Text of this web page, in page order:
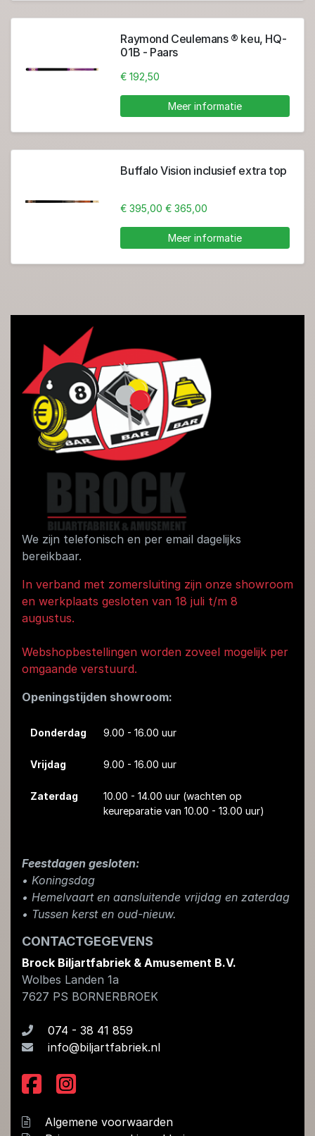
Raymond Ceulemans ® keu, HQ-
01B - Paars
€ 192,50
Meer informatie
Buffalo Vision inclusief extra top
€ 395,00 € 365,00
Meer informatie
We zijn telefonisch en per email dagelijks
bereikbaar.
In verband met zomersluiting zijn onze showroom
en werkplaats gesloten van 18 juli t/m 8
augustus.
Webshopbestellingen worden zoveel mogelijk per
omgaande verstuurd.
Openingstijden showroom:
Donderdag 9.00 - 16.00 uur
Vrijdag 9.00 - 16.00 uur
Zaterdag 10.00 - 14.00 uur (wachten op
keureparatie van 10.00 - 13.00 uur)
Feestdagen gesloten:
• Koningsdag
​• Hemelvaart en aansluitende vrijdag en zaterdag
• Tussen kerst en oud-nieuw.
CONTACTGEGEVENS
Brock Biljartfabriek & Amusement B.V.
Wolbes Landen 1a
7627 PS BORNERBROEK
074 - 38 41 859
info@biljartfabriek.nl
Algemene voorwaarden